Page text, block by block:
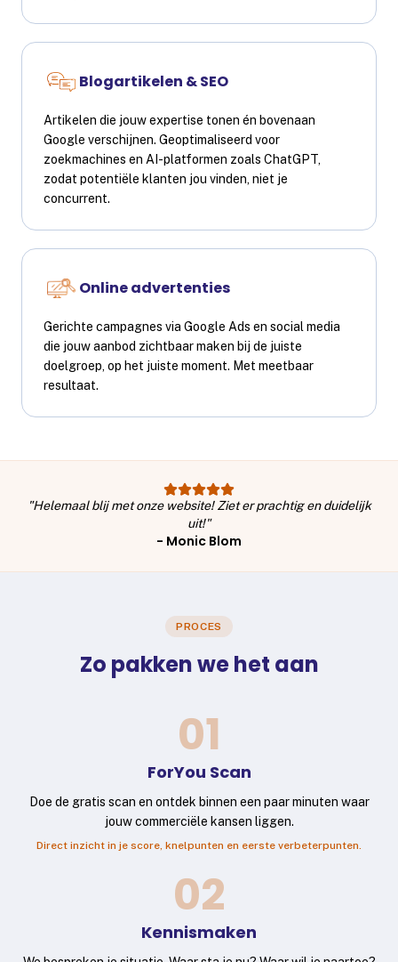
Blogartikelen & SEO
Artikelen die jouw expertise tonen én bovenaan
Google verschijnen. Geoptimaliseerd voor
zoekmachines en AI-platformen zoals ChatGPT,
zodat potentiële klanten jou vinden, niet je
concurrent.
Online advertenties
Gerichte campagnes via Google Ads en social media
die jouw aanbod zichtbaar maken bij de juiste
doelgroep, op het juiste moment. Met meetbaar
resultaat.
"Helemaal blij met onze website! Ziet er prachtig en duidelijk
uit!"
- Monic Blom
PROCES
Zo pakken we het aan
01
ForYou Scan
Doe de gratis scan en ontdek binnen een paar minuten waar
jouw commerciële kansen liggen.
Direct inzicht in je score, knelpunten en eerste verbeterpunten.
02
Kennismaken